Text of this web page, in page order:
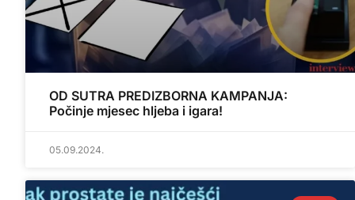
OD SUTRA PREDIZBORNA KAMPANJA:
Počinje mjesec hljeba i igara!
05.09.2024.